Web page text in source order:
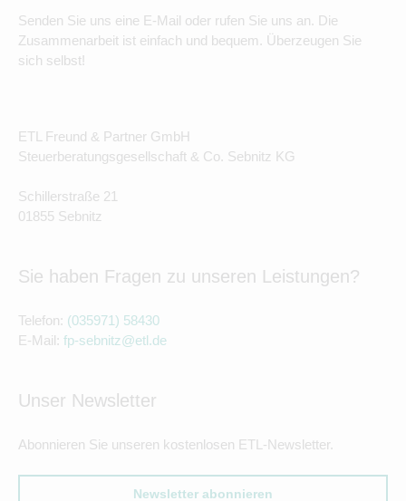
Senden Sie uns eine E-Mail oder rufen Sie uns an. Die
Zusammenarbeit ist einfach und bequem. Überzeugen Sie
sich selbst!
ETL Freund & Partner GmbH
Steuerberatungsgesellschaft & Co. Sebnitz KG
Schillerstraße 21
01855 Sebnitz
Sie haben Fragen zu unseren Leistungen?
Telefon: (035971) 58430
E-Mail: fp-sebnitz@etl.de
Unser Newsletter
Abonnieren Sie unseren kostenlosen ETL-Newsletter.
Newsletter abonnieren